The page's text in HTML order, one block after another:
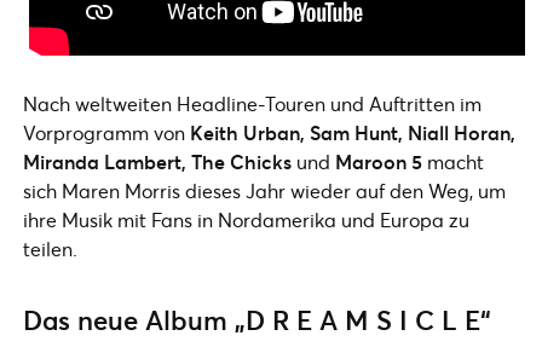
Nach weltweiten Headline-Touren und Auftritten im
Vorprogramm von Keith Urban, Sam Hunt, Niall Horan,
Miranda Lambert, The Chicks und Maroon 5 macht
sich Maren Morris dieses Jahr wieder auf den Weg, um
ihre Musik mit Fans in Nordamerika und Europa zu
teilen.
Das neue Album „D R E A M S I C L E“